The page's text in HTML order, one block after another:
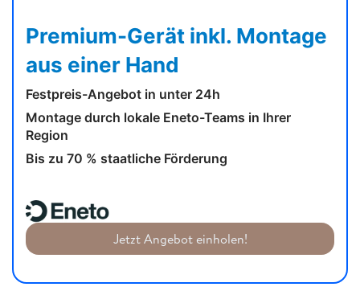
Premium-Gerät inkl. Montage
aus einer Hand
Festpreis-Angebot in unter 24h
Montage durch lokale Eneto-Teams in Ihrer
Region
Bis zu 70 % staatliche Förderung
Jetzt Angebot einholen!